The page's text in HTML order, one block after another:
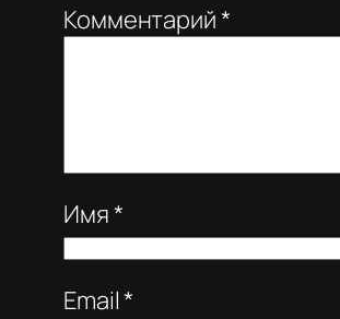
Комментарий*
Имя*
Email*